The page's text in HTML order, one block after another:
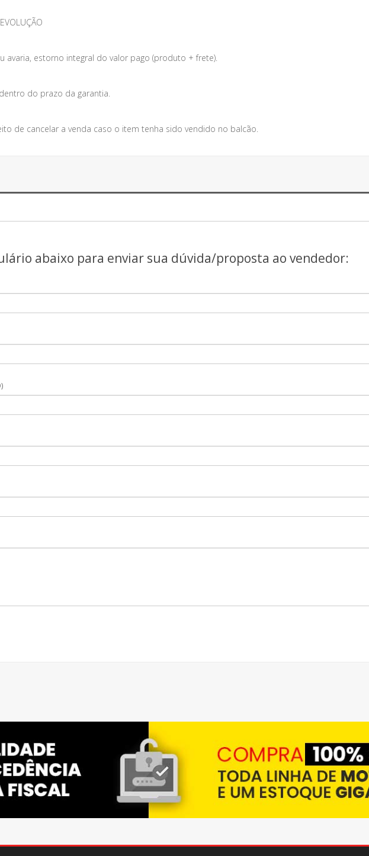
avaria, estorno integral do valor pago (produto + frete).
do prazo da garantia.
de cancelar a venda caso o item tenha sido vendido no balcão.
abaixo para enviar sua dúvida/proposta ao vendedor: